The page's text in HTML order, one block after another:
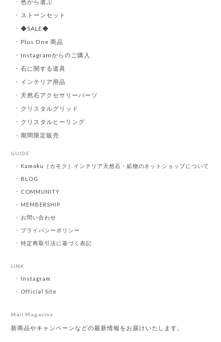
色から選ぶ
ストーンセット
◆SALE◆
Plus One 商品
Instagramからのご購入
石に関する道具
インテリア用品
天然石アクセサリーパーツ
クリスタルグリッド
クリスタルヒーリング
期間限定販売
GUIDE
Kamoku［カモク］インテリア天然石・鉱物のネットショップについて
BLOG
COMMUNITY
MEMBERSHIP
お問い合わせ
プライバシーポリシー
特定商取引法に基づく表記
LINK
Instagram
Official Site
Mail Magazine
新商品やキャンペーンなどの最新情報をお届けいたします。